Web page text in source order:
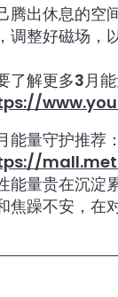
腾出休息的空
调整好磁场，
了解更多3月
能量守护推荐
能量贵在沉淀
焦躁不安，在